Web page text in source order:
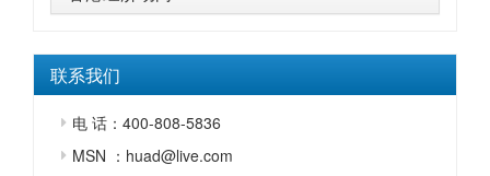
联系我们
电 话：400-808-5836
MSN ：huad@live.com